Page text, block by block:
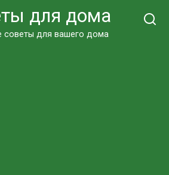
для дома
советы для вашего дома